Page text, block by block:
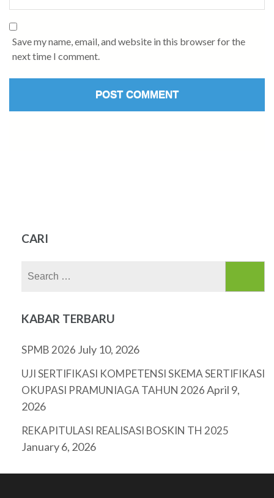
Save my name, email, and website in this browser for the
next time I comment.
CARI
KABAR TERBARU
SPMB 2026 July 10, 2026
UJI SERTIFIKASI KOMPETENSI SKEMA SERTIFIKASI
OKUPASI PRAMUNIAGA TAHUN 2026April 9,
2026
REKAPITULASI REALISASI BOSKIN TH 2025
January 6, 2026